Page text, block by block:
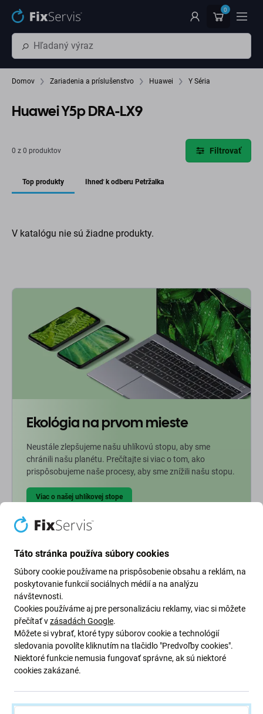
Preskočiť na hlavný obsah 0
Domov Zariadenia a príslušenstvo Huawei Y Séria
Huawei Y5p DRA-LX9
0 z 0 produktov Filtrovať
Top produkty Ihneď k odberu Petržalka
V katalógu nie sú žiadne produkty.
Ekológia na prvom mieste
Neustále zlepšujeme našu uhlíkovú stopu, aby sme
chránili našu planétu. Prečítajte si viac o tom, ako
prispôsobujeme naše procesy, aby sme znížili našu stopu.
Viac o našej uhlíkovej stope
Prihláste sa na odber newslettera ohľadom zliav a noviniek z našej
ponuky.
Odoslaním tohto formulára potvrdzujem, že mám viac ako 16
rokov.
Odoberať
Táto stránka používa súbory cookies
Súbory cookie používame na prispôsobenie obsahu a reklám, na
poskytovanie funkcií sociálnych médií a na analýzu
návštevnosti.
Cookies používáme aj pre personalizáciu reklamy, viac si môžete
přečítať vzásadách Google.
Môžete si vybrať, ktoré typy súborov cookie a technológií
sledovania povolíte kliknutím na tlačidlo "Predvoľby cookies".
Niektoré funkcie nemusia fungovať správne, ak sú niektoré
cookies zakázané.